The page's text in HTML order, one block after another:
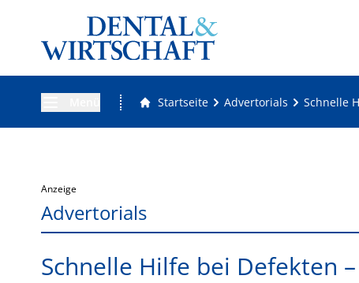
Startseite Advertorials Schnelle
Anzeige
Advertorials
Schnelle Hilfe bei Defekten